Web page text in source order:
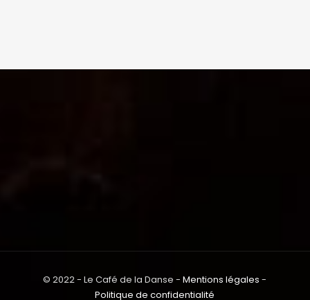
© 2022 - Le Café de la Danse -Mentions légales -
Politique de confidentialité